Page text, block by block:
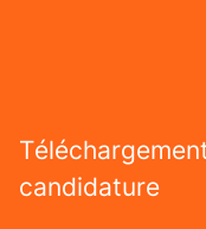
candidature